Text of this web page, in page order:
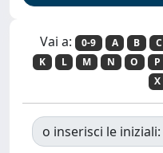
Vai a: 0-9 A B C
K
L M N O P
X
o inserisci le iniziali: